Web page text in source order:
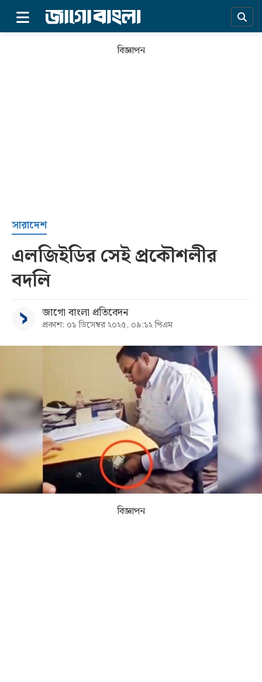
সর্বশেষ
বিভাগ
কনভার্টার
বিজ্ঞাপন
সারাদেশ
এলজিইডির সেই প্রকৌশলীর
বদলি
জাগো বাংলা প্রতিবেদন
প্রকাশ: ০১ ডিসেম্বর ২০২৫, ০৯:১২ পিএম
বিজ্ঞাপন